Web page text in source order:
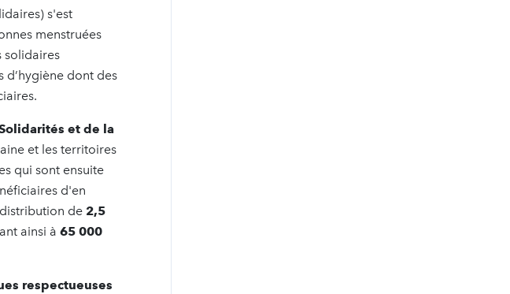
s'est
menstruées
solidaires
dont des
et de la
et les territoires
qui sont ensuite
d'en
de 2,5
ainsi à 65 000
respectueuses